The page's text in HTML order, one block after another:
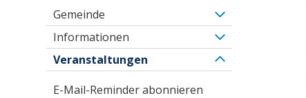
Gemeinde
Informationen
Veranstaltungen
E-Mail-Reminder abonnieren